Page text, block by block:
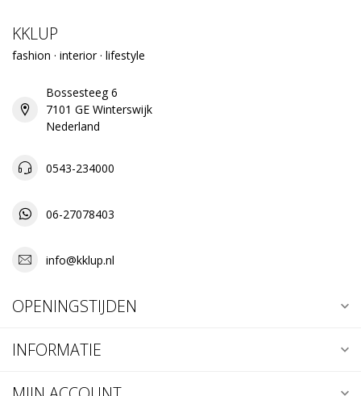
KKLUP
fashion · interior · lifestyle
Bossesteeg 6
7101 GE Winterswijk
Nederland
0543-234000
06-27078403
info@kklup.nl
OPENINGSTIJDEN
INFORMATIE